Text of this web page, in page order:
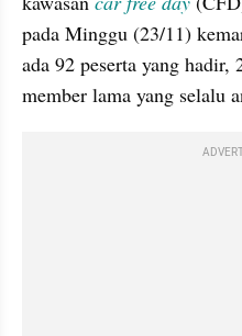
pada Minggu (23/11)
ada 92 peserta yang hadir,
member lama yang selalu